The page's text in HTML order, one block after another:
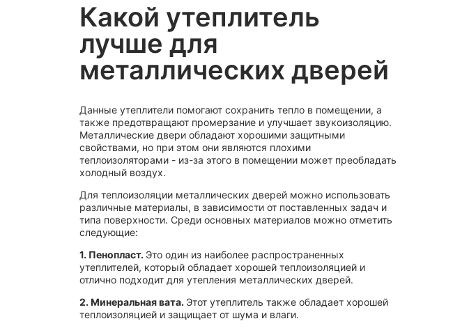
Какой утеплитель
лучше для
металлических дверей
Данные утеплители помогают сохранить тепло в помещении, а
также предотвращают промерзание и улучшает звукоизоляцию.
Металлические двери обладают хорошими защитными
свойствами, но при этом они являются плохими
теплоизоляторами - из-за этого в помещении может преобладать
холодный воздух.
Для теплоизоляции металлических дверей можно использовать
различные материалы, в зависимости от поставленных задач и
типа поверхности. Среди основных материалов можно отметить
следующие:
1. Пенопласт. Это один из наиболее распространенных
утеплителей, который обладает хорошей теплоизоляцией и
отлично подходит для утепления металлических дверей.
2. Минеральная вата. Этот утеплитель также обладает хорошей
теплоизоляцией и защищает от шума и влаги.